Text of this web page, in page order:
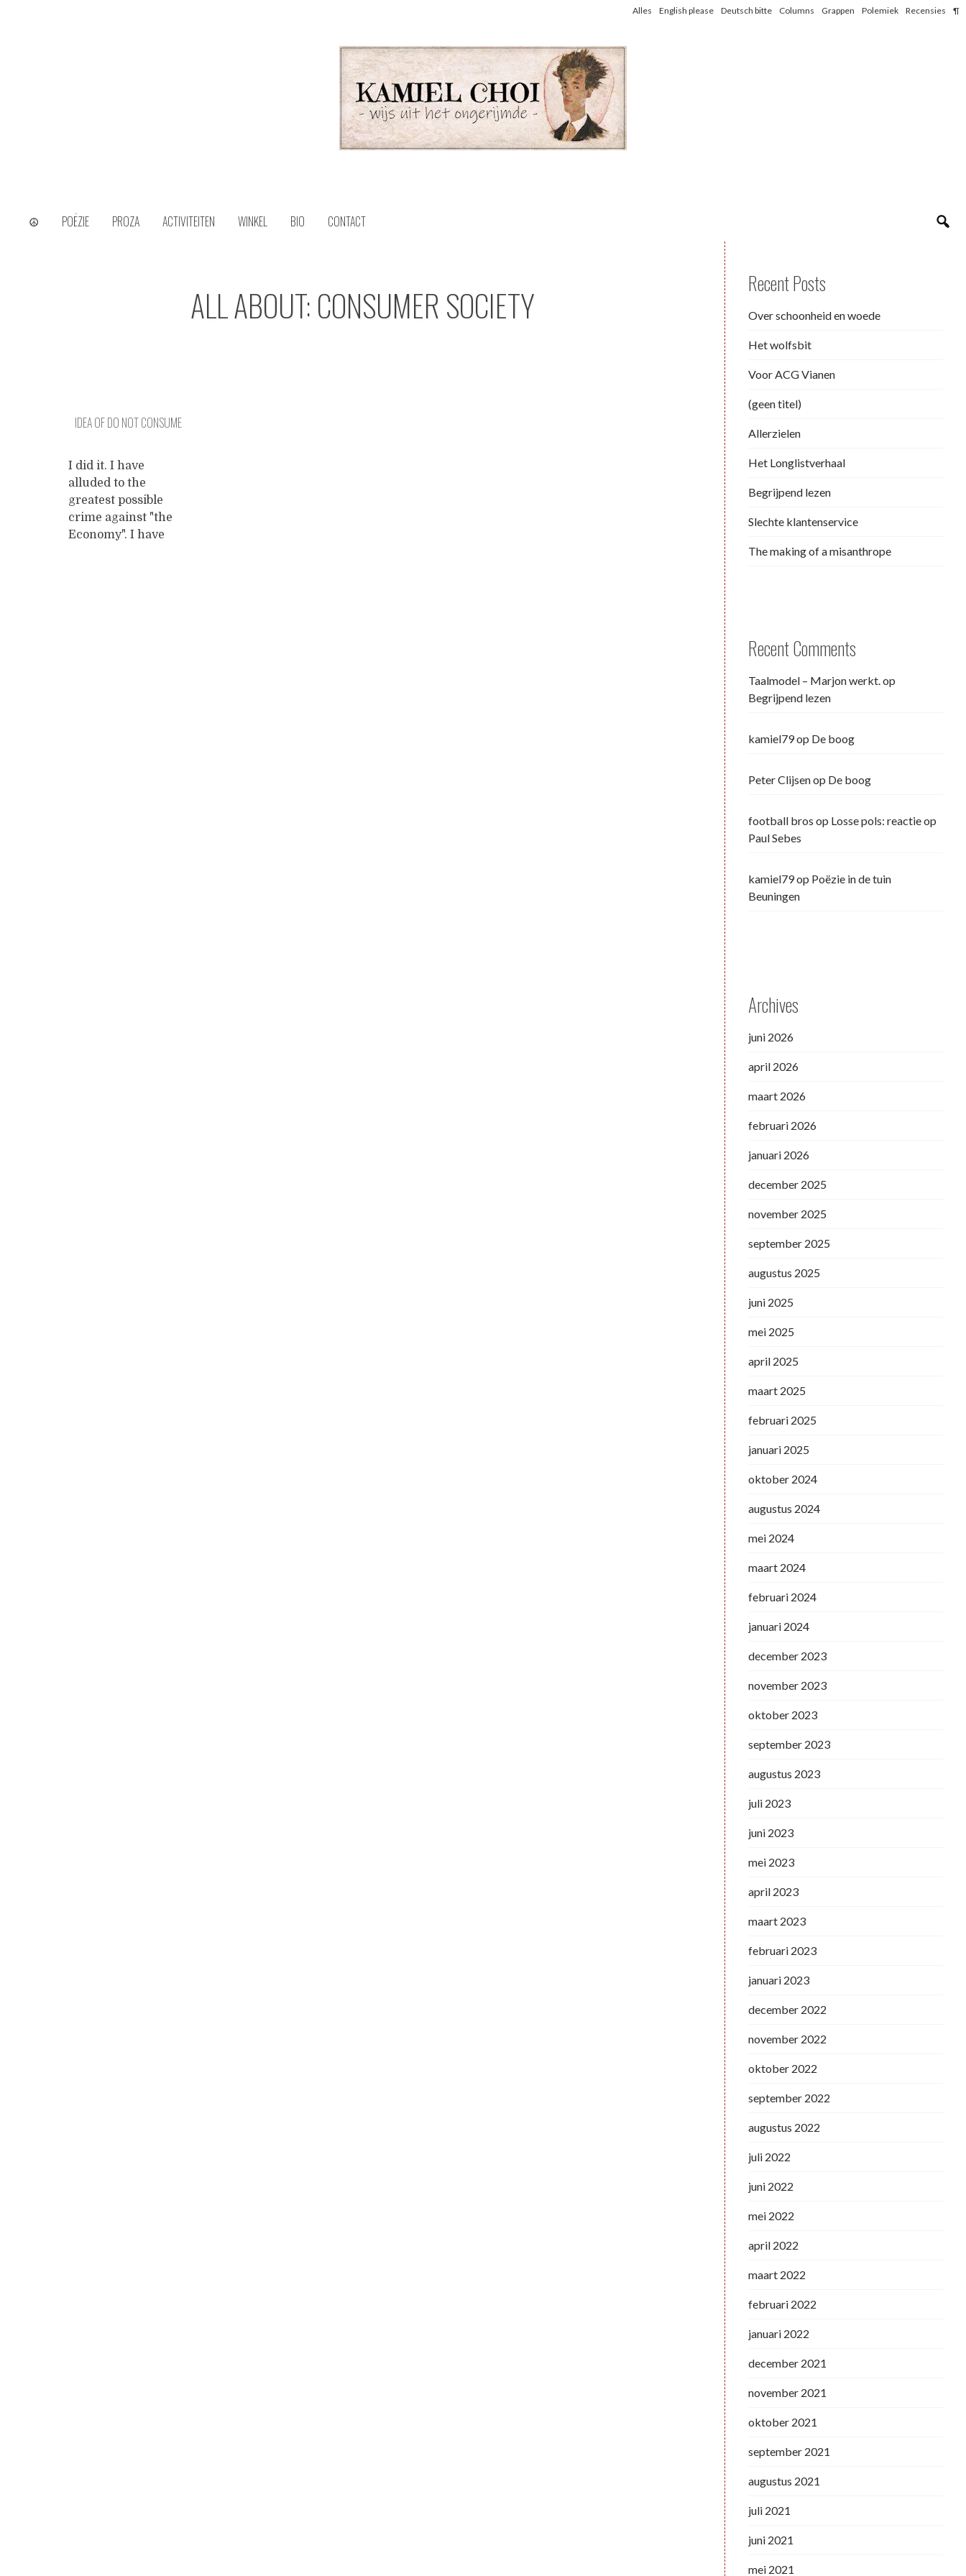
Alles English please Deutsch bitte Columns Grappen Polemiek Recensies ¶
☮ POËZIE PROZA ACTIVITEITEN WINKEL BIO CONTACT
ALL ABOUT: CONSUMER SOCIETY
IDEA OF DO NOT CONSUME
I did it. I have
alluded to the
greatest possible
crime against "the
Economy". I have
Recent Posts
Over schoonheid en woede
Het wolfsbit
Voor ACG Vianen
(geen titel)
Allerzielen
Het Longlistverhaal
Begrijpend lezen
Slechte klantenservice
The making of a misanthrope
Recent Comments
Taalmodel – Marjon werkt.op
Begrijpend lezen
kamiel79op De boog
Peter Clijsenop De boog
football bros op Losse pols: reactie op
Paul Sebes
kamiel79op Poëzie in de tuin
Beuningen
Archives
juni 2026
april 2026
maart 2026
februari 2026
januari 2026
december 2025
november 2025
september 2025
augustus 2025
juni 2025
mei 2025
april 2025
maart 2025
februari 2025
januari 2025
oktober 2024
augustus 2024
mei 2024
maart 2024
februari 2024
januari 2024
december 2023
november 2023
oktober 2023
september 2023
augustus 2023
juli 2023
juni 2023
mei 2023
april 2023
maart 2023
februari 2023
januari 2023
december 2022
november 2022
oktober 2022
september 2022
augustus 2022
juli 2022
juni 2022
mei 2022
april 2022
maart 2022
februari 2022
januari 2022
december 2021
november 2021
oktober 2021
september 2021
augustus 2021
juli 2021
juni 2021
mei 2021